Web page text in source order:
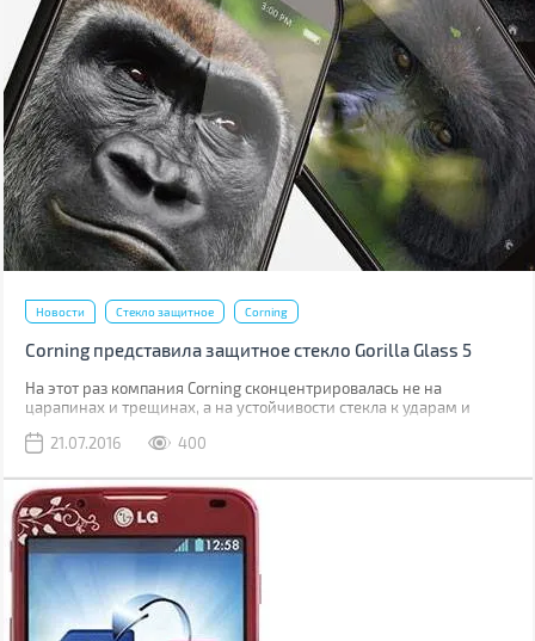
Новости Стекло защитное Corning
Corning представила защитное стекло Gorilla Glass 5
На этот раз компания Corning сконцентрировалась не на
царапинах и трещинах, а на устойчивости стекла к ударам и
21.07.2016
400